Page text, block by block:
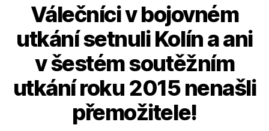
Válečníci v bojovném
utkání setnuli Kolín a ani
v šestém soutěžním
utkání roku 2015 nenašli
přemožitele!
A
u
t
o